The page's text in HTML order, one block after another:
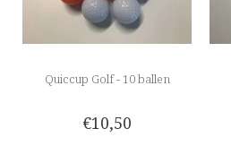
Quiccup Golf - 10 ballen
€10,50